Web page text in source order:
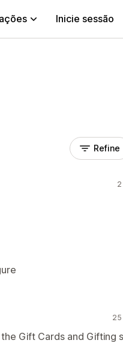
Inicie sessão
Refine
Gift Cards and Gifting